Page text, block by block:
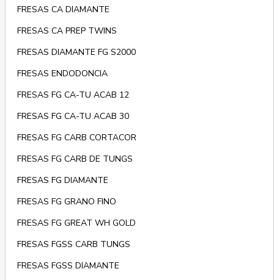
FRESAS CA DIAMANTE
FRESAS CA PREP TWINS
FRESAS DIAMANTE FG S2000
FRESAS ENDODONCIA
FRESAS FG CA-TU ACAB 12
FRESAS FG CA-TU ACAB 30
FRESAS FG CARB CORTACOR
FRESAS FG CARB DE TUNGS
FRESAS FG DIAMANTE
FRESAS FG GRANO FINO
FRESAS FG GREAT WH GOLD
FRESAS FGSS CARB TUNGS
FRESAS FGSS DIAMANTE